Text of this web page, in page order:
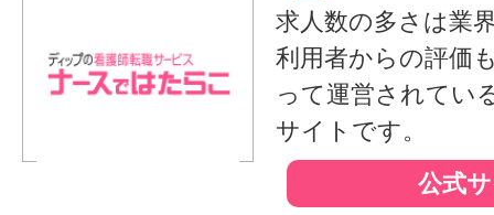
求人数の多さは業
利用者からの評価
って運営されてい
サイトです。
公式